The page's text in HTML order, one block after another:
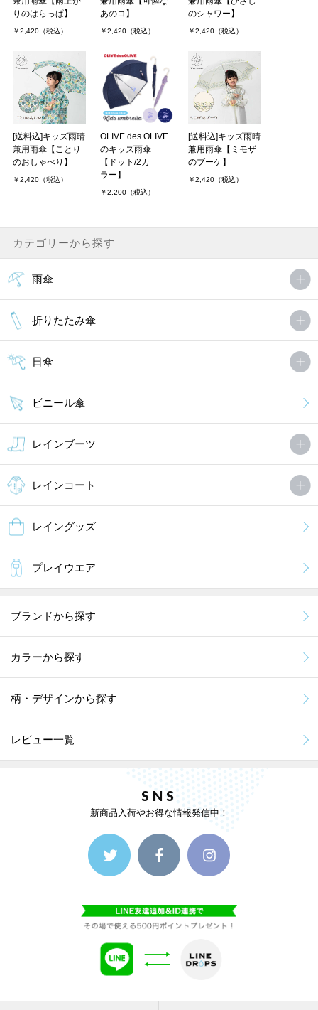
りのはらっぱ】
￥2,420（税込）
あのコ】
￥2,420（税込）
のシャワー】
￥2,420（税込）
[送料込]キッズ雨晴
兼用雨傘【ことり
のおしゃべり】
￥2,420（税込）
OLIVE des OLIVE
のキッズ雨傘
【ドット/2カ
ラー】
￥2,200（税込）
[送料込]キッズ雨晴
兼用雨傘【ミモザ
のブーケ】
￥2,420（税込）
カテゴリーから探す
雨傘
折りたたみ傘
日傘
ビニール傘
レインブーツ
レインコート
レイングッズ
プレイウエア
ブランドから探す
カラーから探す
柄・デザインから探す
レビュー一覧
SNS
新商品入荷やお得な情報発信中！